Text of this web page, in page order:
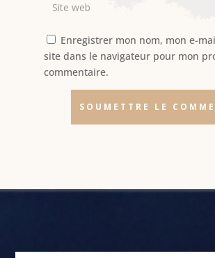
Enregistrer mon nom, mon e-
site dans le navigateur pour mon
commentaire.
SOUMETTRE LE